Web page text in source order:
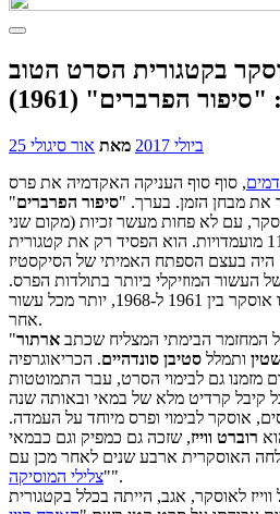
בקטגורית הסרט הטוב
25 ביולי 2017 מאת אור סיגולי
, סוף סוף העניקה האקדמיה את פרס
מבחן הזמן. בערך. "סיפור הפרברים"
היה הזוכה ה-34 באוסקר, עם לא פחות מעשר זכיות (מקום שני
") מתוך 11 מועמדויות. הוא הפסיד רק את קטגורית
היה בעצם הספתח האמיתי של הסיקסטיז
העשור המוזיקלי ביותר בתולדות הפרס.
ארבעה סרטים מזמרים לקחו אוסקר בין 1961 ל-1968, יותר מכל עשור
אחר.
"
המחזמר הבימתי המצליח שכתב ארתור
ותמלל סטיבן סונדהיים. הכריאוגרפיה
מזמנו גם לבימוי הסרט, עבר התמוטטות
קיבל קרדיט מלא של במאי ובאותה שנה
אוסקר לבימוי ופרס מיוחד על העמדה.
רוברט ווייז, שזכה גם כמפיק וגם כבמאי
האוסקרית ארבע שנים לאחר מכן עם
"צלילי המוסיקה ".
לאוסקר, אגב, הייתה בכלל בקטגורית